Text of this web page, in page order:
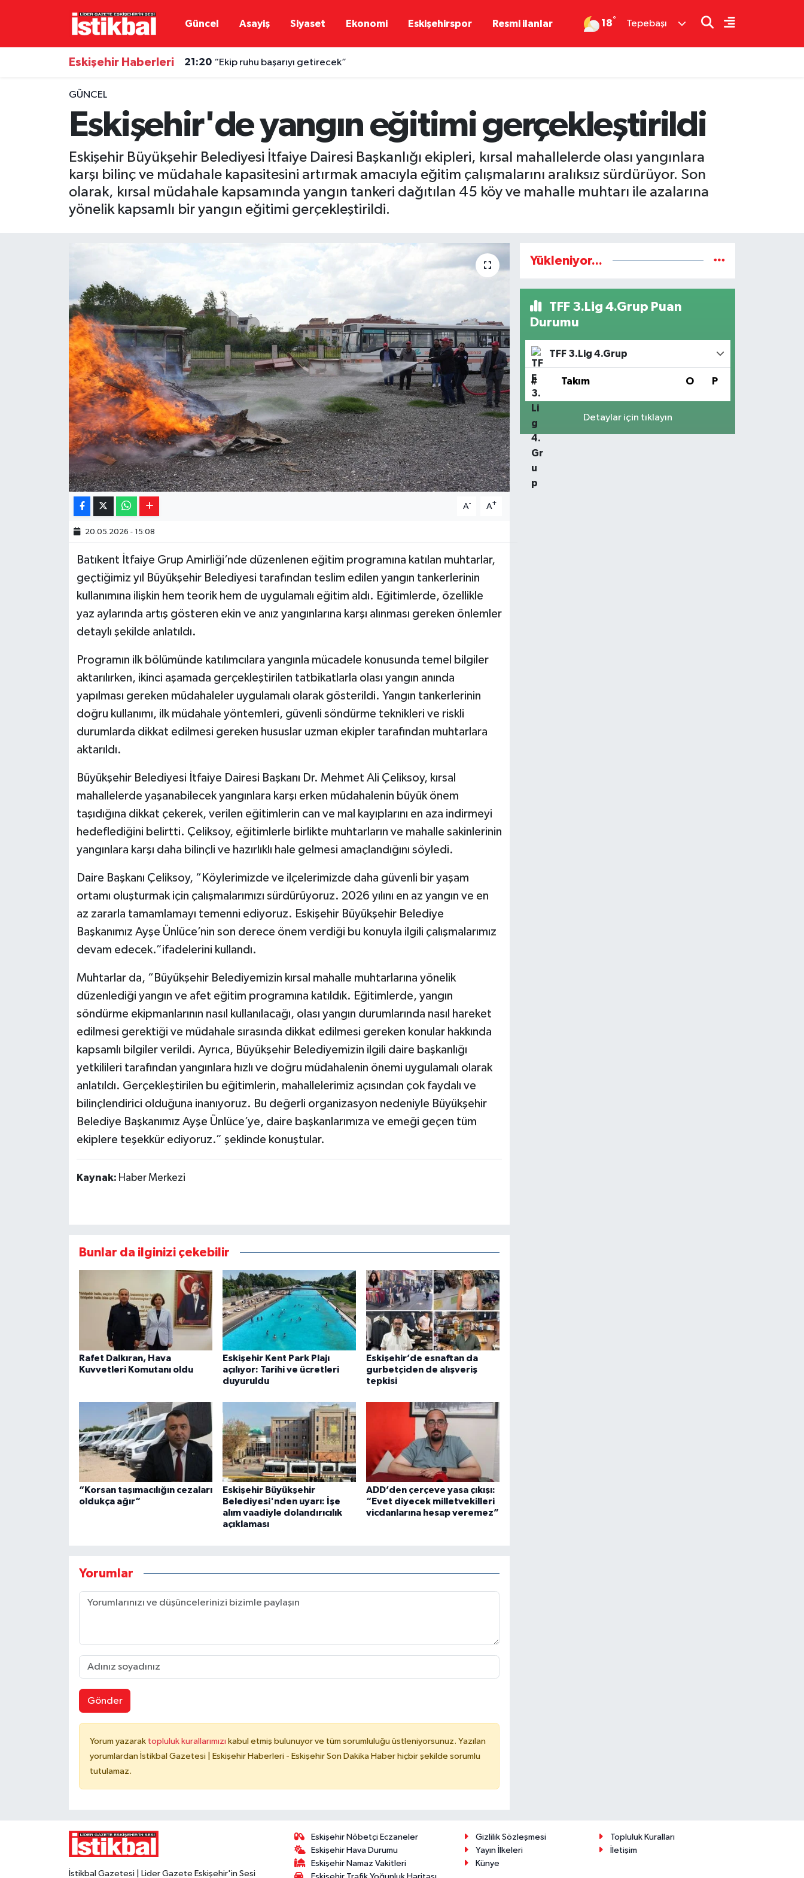
Güncel Asayiş Siyaset Ekonomi Eskişehirspor Resmi ilanlar 18° Tepebaşı
Eskişehir Haberleri 21:20 “Ekip ruhu başarıyı getirecek”
GÜNCEL
Eskişehir'de yangın eğitimi gerçekleştirildi
Eskişehir Büyükşehir Belediyesi İtfaiye Dairesi Başkanlığı ekipleri, kırsal mahallelerde olası yangınlara
karşı bilinç ve müdahale kapasitesini artırmak amacıyla eğitim çalışmalarını aralıksız sürdürüyor. Son
olarak, kırsal müdahale kapsamında yangın tankeri dağıtılan 45 köy ve mahalle muhtarı ile azalarına
yönelik kapsamlı bir yangın eğitimi gerçekleştirildi.
A- A+
20.05.2026 - 15:08
Batıkent İtfaiye Grup Amirliği’nde düzenlenen eğitim programına katılan muhtarlar,
geçtiğimiz yıl Büyükşehir Belediyesi tarafından teslim edilen yangın tankerlerinin
kullanımına ilişkin hem teorik hem de uygulamalı eğitim aldı. Eğitimlerde, özellikle
yaz aylarında artış gösteren ekin ve anız yangınlarına karşı alınması gereken önlemler
detaylı şekilde anlatıldı.
Programın ilk bölümünde katılımcılara yangınla mücadele konusunda temel bilgiler
aktarılırken, ikinci aşamada gerçekleştirilen tatbikatlarla olası yangın anında
yapılması gereken müdahaleler uygulamalı olarak gösterildi. Yangın tankerlerinin
doğru kullanımı, ilk müdahale yöntemleri, güvenli söndürme teknikleri ve riskli
durumlarda dikkat edilmesi gereken hususlar uzman ekipler tarafından muhtarlara
aktarıldı.
Büyükşehir Belediyesi İtfaiye Dairesi Başkanı Dr. Mehmet Ali Çeliksoy, kırsal
mahallelerde yaşanabilecek yangınlara karşı erken müdahalenin büyük önem
taşıdığına dikkat çekerek, verilen eğitimlerin can ve mal kayıplarını en aza indirmeyi
hedeflediğini belirtti. Çeliksoy, eğitimlerle birlikte muhtarların ve mahalle sakinlerinin
yangınlara karşı daha bilinçli ve hazırlıklı hale gelmesi amaçlandığını söyledi.
Daire Başkanı Çeliksoy, “Köylerimizde ve ilçelerimizde daha güvenli bir yaşam
ortamı oluşturmak için çalışmalarımızı sürdürüyoruz. 2026 yılını en az yangın ve en
az zararla tamamlamayı temenni ediyoruz. Eskişehir Büyükşehir Belediye
Başkanımız Ayşe Ünlüce’nin son derece önem verdiği bu konuyla ilgili çalışmalarımız
devam edecek.”ifadelerini kullandı.
Muhtarlar da, “Büyükşehir Belediyemizin kırsal mahalle muhtarlarına yönelik
düzenlediği yangın ve afet eğitim programına katıldık. Eğitimlerde, yangın
söndürme ekipmanlarının nasıl kullanılacağı, olası yangın durumlarında nasıl hareket
edilmesi gerektiği ve müdahale sırasında dikkat edilmesi gereken konular hakkında
kapsamlı bilgiler verildi. Ayrıca, Büyükşehir Belediyemizin ilgili daire başkanlığı
yetkilileri tarafından yangınlara hızlı ve doğru müdahalenin önemi uygulamalı olarak
anlatıldı. Gerçekleştirilen bu eğitimlerin, mahallelerimiz açısından çok faydalı ve
bilinçlendirici olduğuna inanıyoruz. Bu değerli organizasyon nedeniyle Büyükşehir
Belediye Başkanımız Ayşe Ünlüce’ye, daire başkanlarımıza ve emeği geçen tüm
ekiplere teşekkür ediyoruz.” şeklinde konuştular.
Kaynak: Haber Merkezi
Bunlar da ilginizi çekebilir
Rafet Dalkıran, Hava
Kuvvetleri Komutanı oldu
Eskişehir Kent Park Plajı
açılıyor: Tarihi ve ücretleri
duyuruldu
Eskişehir’de esnaftan da
gurbetçiden de alışveriş
tepkisi
“Korsan taşımacılığın cezaları
oldukça ağır“
Eskişehir Büyükşehir
Belediyesi'nden uyarı: İşe
alım vaadiyle dolandırıcılık
açıklaması
ADD’den çerçeve yasa çıkışı:
“Evet diyecek milletvekilleri
vicdanlarına hesap veremez”
Yorumlar
Gönder
Yorum yazarak topluluk kurallarımızı kabul etmiş bulunuyor ve tüm sorumluluğu üstleniyorsunuz. Yazılan
yorumlardan İstikbal Gazetesi | Eskişehir Haberleri - Eskişehir Son Dakika Haber hiçbir şekilde sorumlu
tutulamaz.
Yükleniyor...
TFF 3.Lig 4.Grup Puan
Durumu
TFF 3.Lig 4.Grup
# Takım O P
Detaylar için tıklayın
İstikbal Gazetesi | Lider Gazete Eskişehir'in Sesi
Eskişehir Nöbetçi Eczaneler
Eskişehir Hava Durumu
Eskişehir Namaz Vakitleri
Eskişehir Trafik Yoğunluk Haritası
Gizlilik Sözleşmesi
Topluluk Kuralları
Yayın İlkeleri
İletişim
Künye
Eskişehirspor
Resmi ilanlar
Eskişehir Nöbetçi Eczaneler
Eskişehir Trafik Yoğunluk Haritası
TFF 3.Lig 4.Grup Puan Durumu ve Fikstür
Tüm Manşetler